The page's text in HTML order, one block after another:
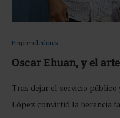
Emprendedores
Oscar Ehuan, y el
Tras dejar el servicio público
López convirtió la herencia